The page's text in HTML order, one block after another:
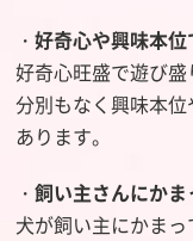
・好奇心や興味本
好奇心旺盛で遊び
分別もなく興味本
あります。
・飼い主さんにか
犬が飼い主にかま